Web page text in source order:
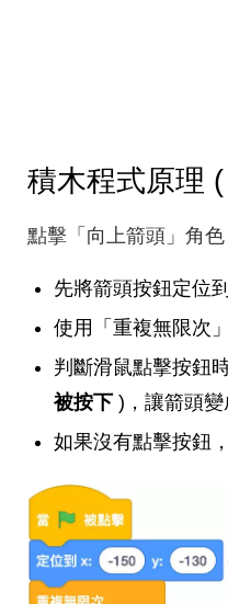
積木程式原理
點擊「向上箭頭」角
先將箭頭按鈕定位
使用「重複無限次
判斷滑鼠點擊按鈕
被按下 )，讓箭頭變
如果沒有點擊按鈕